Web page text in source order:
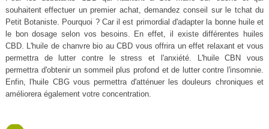
souhaitent effectuer un premier achat, demandez conseil sur le tchat du
Petit Botaniste. Pourquoi ? Car il est primordial d'adapter la bonne huile et
le bon dosage selon vos besoins. En effet, il existe différentes huiles
CBD. L'huile de chanvre bio au CBD vous offrira un effet relaxant et vous
permettra de lutter contre le stress et l'anxiété. L'huile CBN vous
permettra d'obtenir un sommeil plus profond et de lutter contre l'insomnie.
Enfin, l'huile CBG vous permettra d'atténuer les douleurs chroniques et
améliorera également votre concentration.